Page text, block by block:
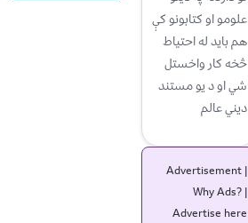
علومو او کتابونو کې
هم باید له احتیاط
څخه کار واخستل
شي او د یو مستند
دیني عالم
Advertisement |
Why Ads?|
Advertise here